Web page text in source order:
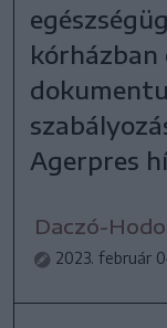
Agerpres
Daczó-
2023. február